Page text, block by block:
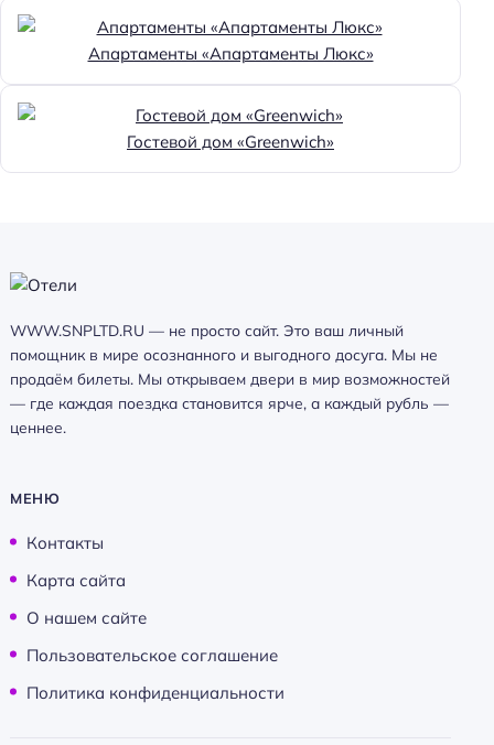
Апартаменты «Апартаменты Люкс»
Гостевой дом «Greenwich»
WWW.SNPLTD.RU — не просто сайт. Это ваш личный
помощник в мире осознанного и выгодного досуга. Мы не
продаём билеты. Мы открываем двери в мир возможностей
— где каждая поездка становится ярче, а каждый рубль —
ценнее.
МЕНЮ
Контакты
Карта сайта
О нашем сайте
Пользовательское соглашение
Политика конфиденциальности